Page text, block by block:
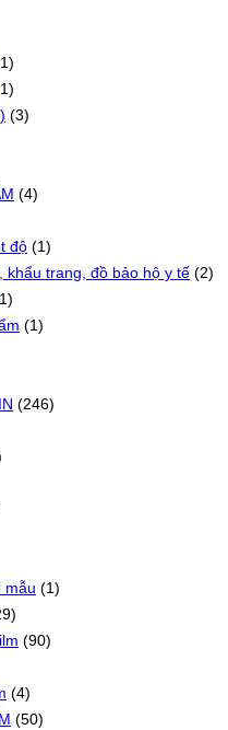
(3)
(4)
độ (1)
khẩu trang, đồ bảo hộ y tế (2)
(1)
(246)
mẫu (1)
(90)
(4)
(50)